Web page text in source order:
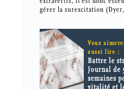
gérer la surexcitation
Vous
aussi lire :
Battre le
Journal de
semaines
vitalité et